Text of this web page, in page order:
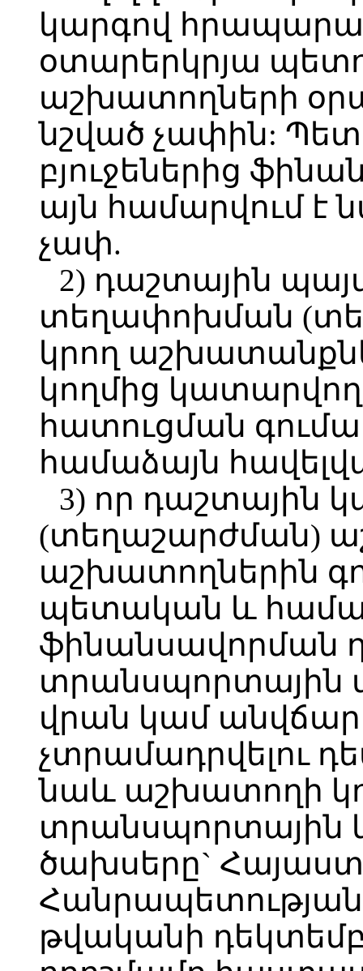
կարգով
օտարերկրյա
աշխատողների
նշված չափին:
բյուջեներից
այն համարվում է
չափ.
2) դաշտային
տեղափոխման
կրող
կողմից կատարվող
հատուցման
համաձայն
3) որ դաշտային
(տեղաշարժման)
աշխատողներին
պետական և
ֆինանսավորման
տրանսպորտային
վրան կամ անվճար
չտրամադրվելու
նաև աշխատողի
տրանսպորտային
ծախսերը`
Հանրապետության
թվականի